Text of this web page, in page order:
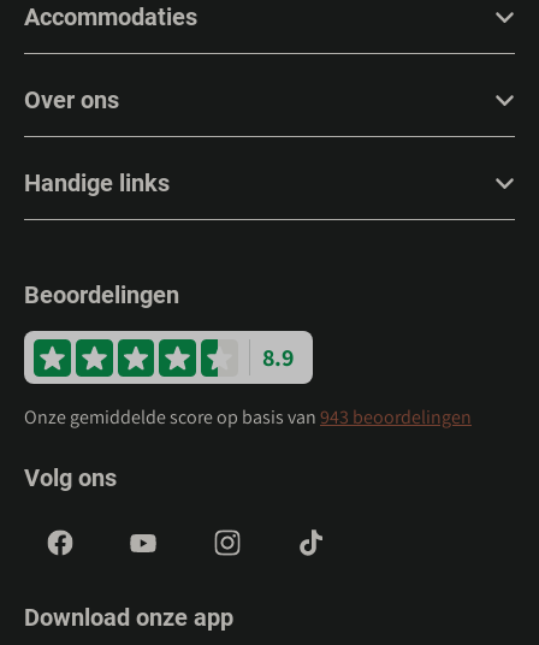
Accommodaties
Over ons
Handige links
Beoordelingen
8.9
Onze gemiddelde score op basis van943 beoordelingen
Volg ons
Download onze app